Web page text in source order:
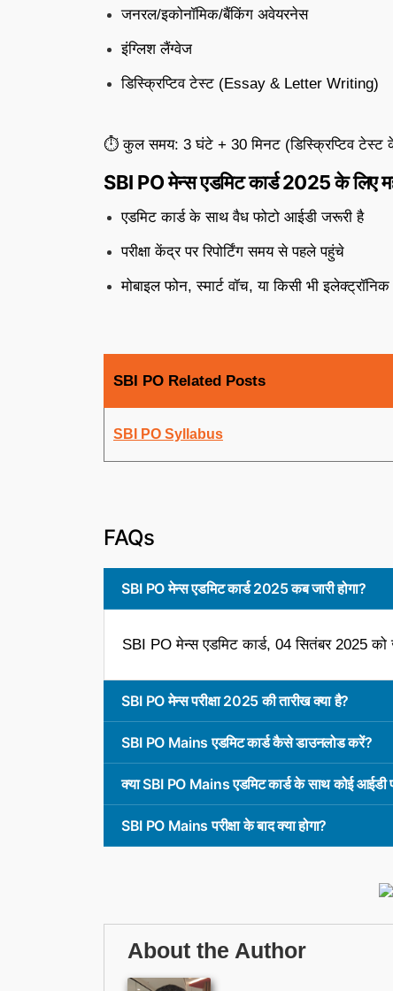
जनरल/इकोनॉमिक/बैंकिंग अवेयरनेस
इंग्लिश लैंग्वेज
डिस्क्रिप्टिव टेस्ट (Essay & Letter Writing)
⏱ कुल समय: 3 घंटे + 30 मिनट (डिस्क्रिप्टिव टेस्ट
SBI PO मेन्स एडमिट कार्ड 2025 के लिए
एडमिट कार्ड के साथ वैध फोटो आईडी जरूरी है
परीक्षा केंद्र पर रिपोर्टिंग समय से पहले पहुंचे
मोबाइल फोन, स्मार्ट वॉच, या किसी भी
SBI PO Related Posts
SBI PO Syllabus
FAQs
SBI PO मेन्स एडमिट कार्ड 2025 कब जारी होगा?
SBI PO मेन्स एडमिट कार्ड, 04 सितंबर 2025 को
SBI PO मेन्स परीक्षा 2025 की तारीख क्या है?
SBI PO Mains एडमिट कार्ड कैसे डाउनलोड करें?
क्या SBI PO Mains एडमिट कार्ड के साथ कोई
SBI PO Mains परीक्षा के बाद क्या होगा?
About the Author